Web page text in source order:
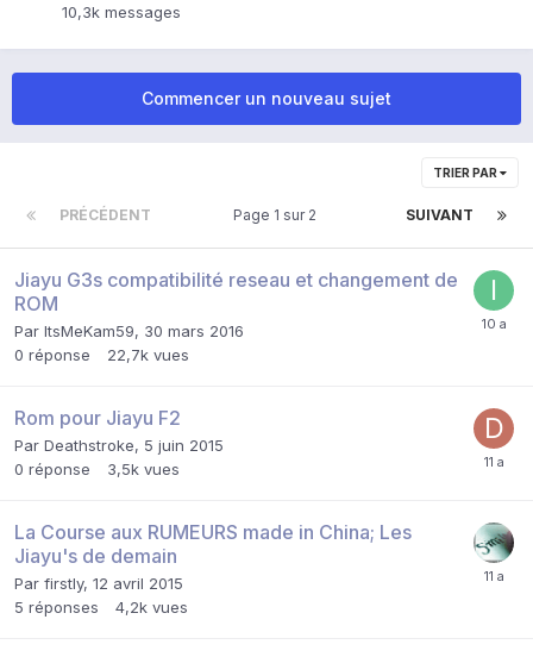
10,3k messages
Commencer un nouveau sujet
TRIER PAR
PRÉCÉDENT SUIVANT
Page 1 sur 2
Jiayu G3s compatibilité reseau et changement de
ROM
Par ItsMeKam59, 30 mars 2016
0 réponse 22,7k vues
Rom pour Jiayu F2
Par Deathstroke, 5 juin 2015
0 réponse 3,5k vues
La Course aux RUMEURS made in China; Les
Jiayu's de demain
Par firstly, 12 avril 2015
5 réponses 4,2k vues